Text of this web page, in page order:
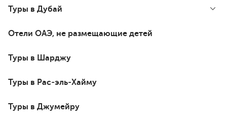
Туры в Дубай
Отели ОАЭ, не размещающие детей
Туры в Шарджу
Туры в Рас-эль-Хайму
Туры в Джумейру